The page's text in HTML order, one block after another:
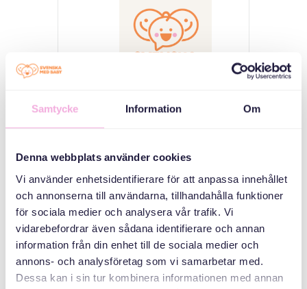
Samtycke Information Om
Denna webbplats använder cookies
Vi använder enhetsidentifierare för att anpassa innehållet
och annonserna till användarna, tillhandahålla funktioner
för sociala medier och analysera vår trafik. Vi
vidarebefordrar även sådana identifierare och annan
information från din enhet till de sociala medier och
annons- och analysföretag som vi samarbetar med.
Dessa kan i sin tur kombinera informationen med annan
bokningen@svenskamedbaby.se
СПІВОРГАНІЗАТОРИ
Allmänna
arvsfonden